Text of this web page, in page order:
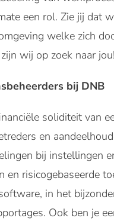
een rol. Zie jij dat
welke zich
wij op zoek naar jou!
bij DNB
soliditeit van
en
bij instellingen
en risicogebaseerde
in het
Ook ben je